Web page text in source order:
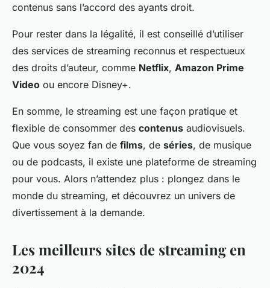
contenus sans l’accord des ayants droit.
Pour rester dans la légalité, il est conseillé d’utiliser
des services de streaming reconnus et respectueux
des droits d’auteur, comme Netflix, Amazon Prime
Video ou encore Disney+.
En somme, le streaming est une façon pratique et
flexible de consommer des contenus audiovisuels.
Que vous soyez fan de films, de séries, de musique
ou de podcasts, il existe une plateforme de streaming
pour vous. Alors n’attendez plus : plongez dans le
monde du streaming, et découvrez un univers de
divertissement à la demande.
Les meilleurs sites de streaming en
2024